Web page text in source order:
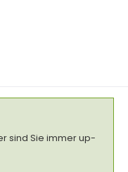
sind Sie immer up-